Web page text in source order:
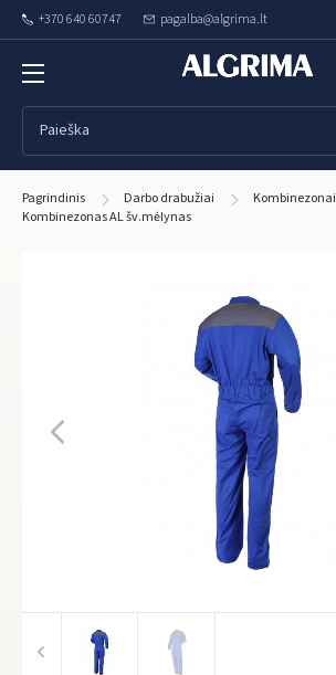
+370 640 60747 pagalba@algrima.lt
Pagrindinis Darbo drabužiai
Kombinezonai
Kombinezonas AL šv.mėlynas